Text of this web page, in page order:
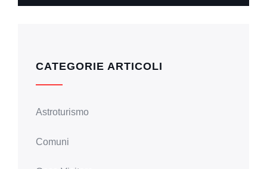
CATEGORIE ARTICOLI
Astroturismo
Comuni